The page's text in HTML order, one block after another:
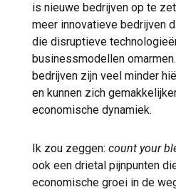
is nieuwe bedrijven op te
meer innovatieve bedrijven
die disruptieve
businessmodellen
bedrijven zijn veel minder
en kunnen zich
economische dynamiek.
Ik zou zeggen: count your
ook een drietal pijnpunten
economische groei in de